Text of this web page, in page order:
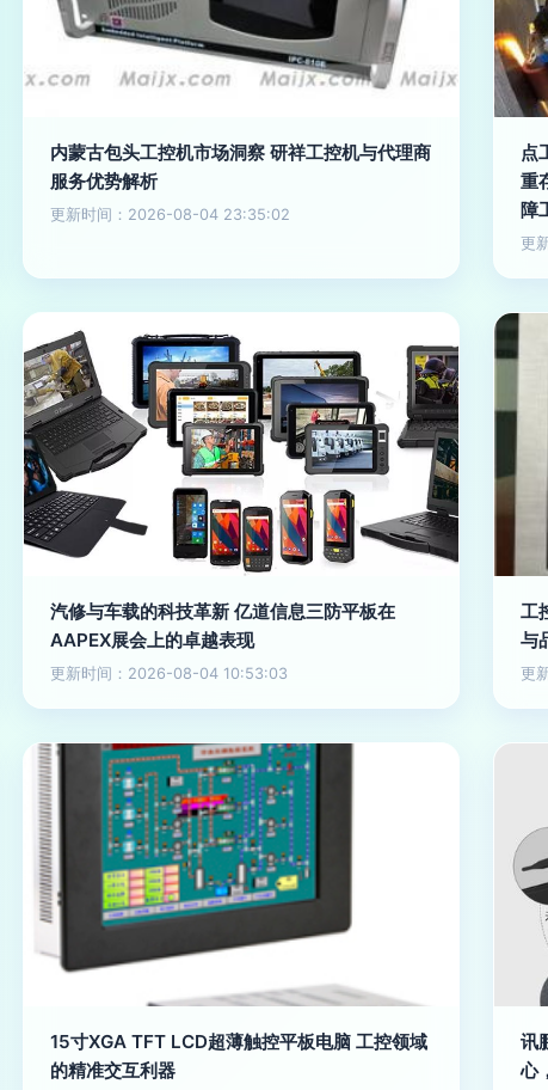
内蒙古包头工控机市场洞察 研祥工控机与代理商
服务优势解析
更新时间：2026-08-04 23:35:02
点
重
障
更
汽修与车载的科技革新 亿道信息三防平板在
AAPEX展会上的卓越表现
更新时间：2026-08-04 10:53:03
工
与
更
15寸XGA TFT LCD超薄触控平板电脑 工控领域
的精准交互利器
讯
心